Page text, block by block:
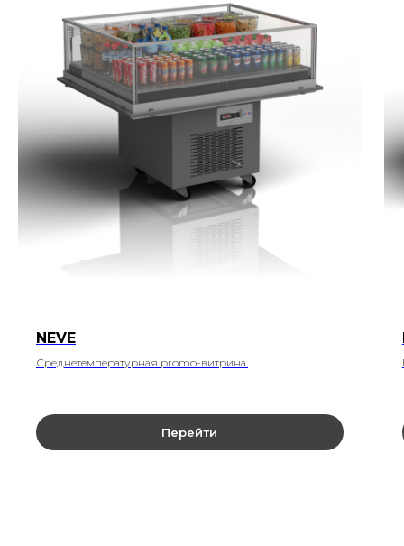
NEVE
Среднетемпературная promo-витрина.
Перейти